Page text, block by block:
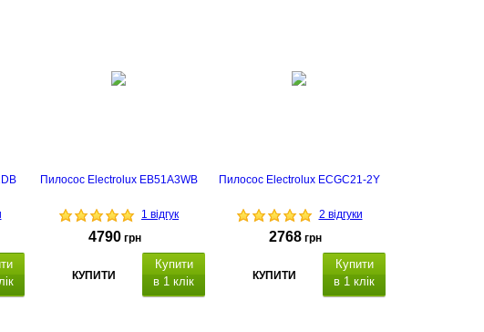
Пилосос Electrolux EB51A3WB
1 відгук
4790 грн
КУПИТИ
Купити
в 1 клік
Пилосос Electrolux ECGC21-2Y
2 відгуки
2768 грн
КУПИТИ
Купити
в 1 клік